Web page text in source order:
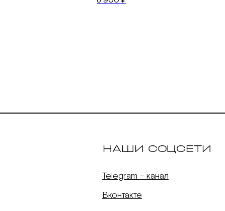
НАШИ СОЦСЕТИ
Telegram - канал
Вконтакте